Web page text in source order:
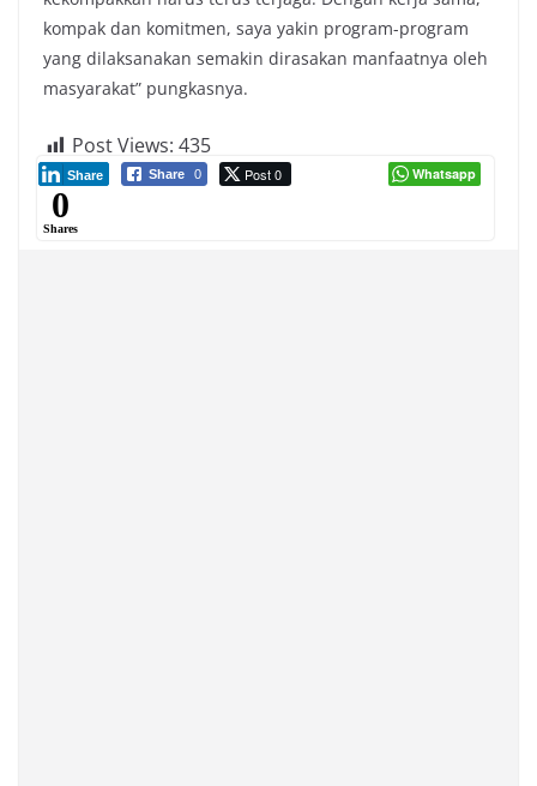
kompak dan komitmen, saya yakin program-program
yang dilaksanakan semakin dirasakan manfaatnya oleh
masyarakat” pungkasnya.
Post Views: 435
Share 0 Post 0
Share Whatsapp
0
Shares